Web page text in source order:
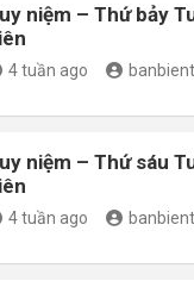
niệm – Thứ bảy
4 tuần ago
niệm – Thứ sáu
4 tuần ago